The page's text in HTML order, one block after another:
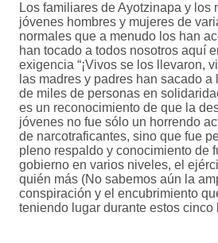
Los familiares de Ayotzinapa y
jóvenes hombres y mujeres de
normales que a menudo los han
han tocado a todos nosotros aquí
exigencia “¡Vivos se los llevaron,
las madres y padres han sacado
de miles de personas en
es un reconocimiento de que la
jóvenes no fue sólo un horrendo
de narcotraficantes, sino que fue
pleno respaldo y conocimiento de
gobierno en varios niveles, el
quién más (No sabemos aún la
conspiración y el encubrimiento
teniendo lugar durante estos cinco